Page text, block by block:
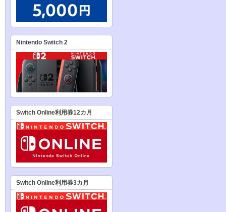
Nintendo Switch 2
Switch Online利用券12カ月
Switch Online利用券3カ月